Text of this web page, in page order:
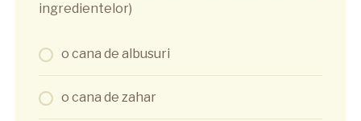
ingredientelor)
o cana de albusuri
o cana de zahar